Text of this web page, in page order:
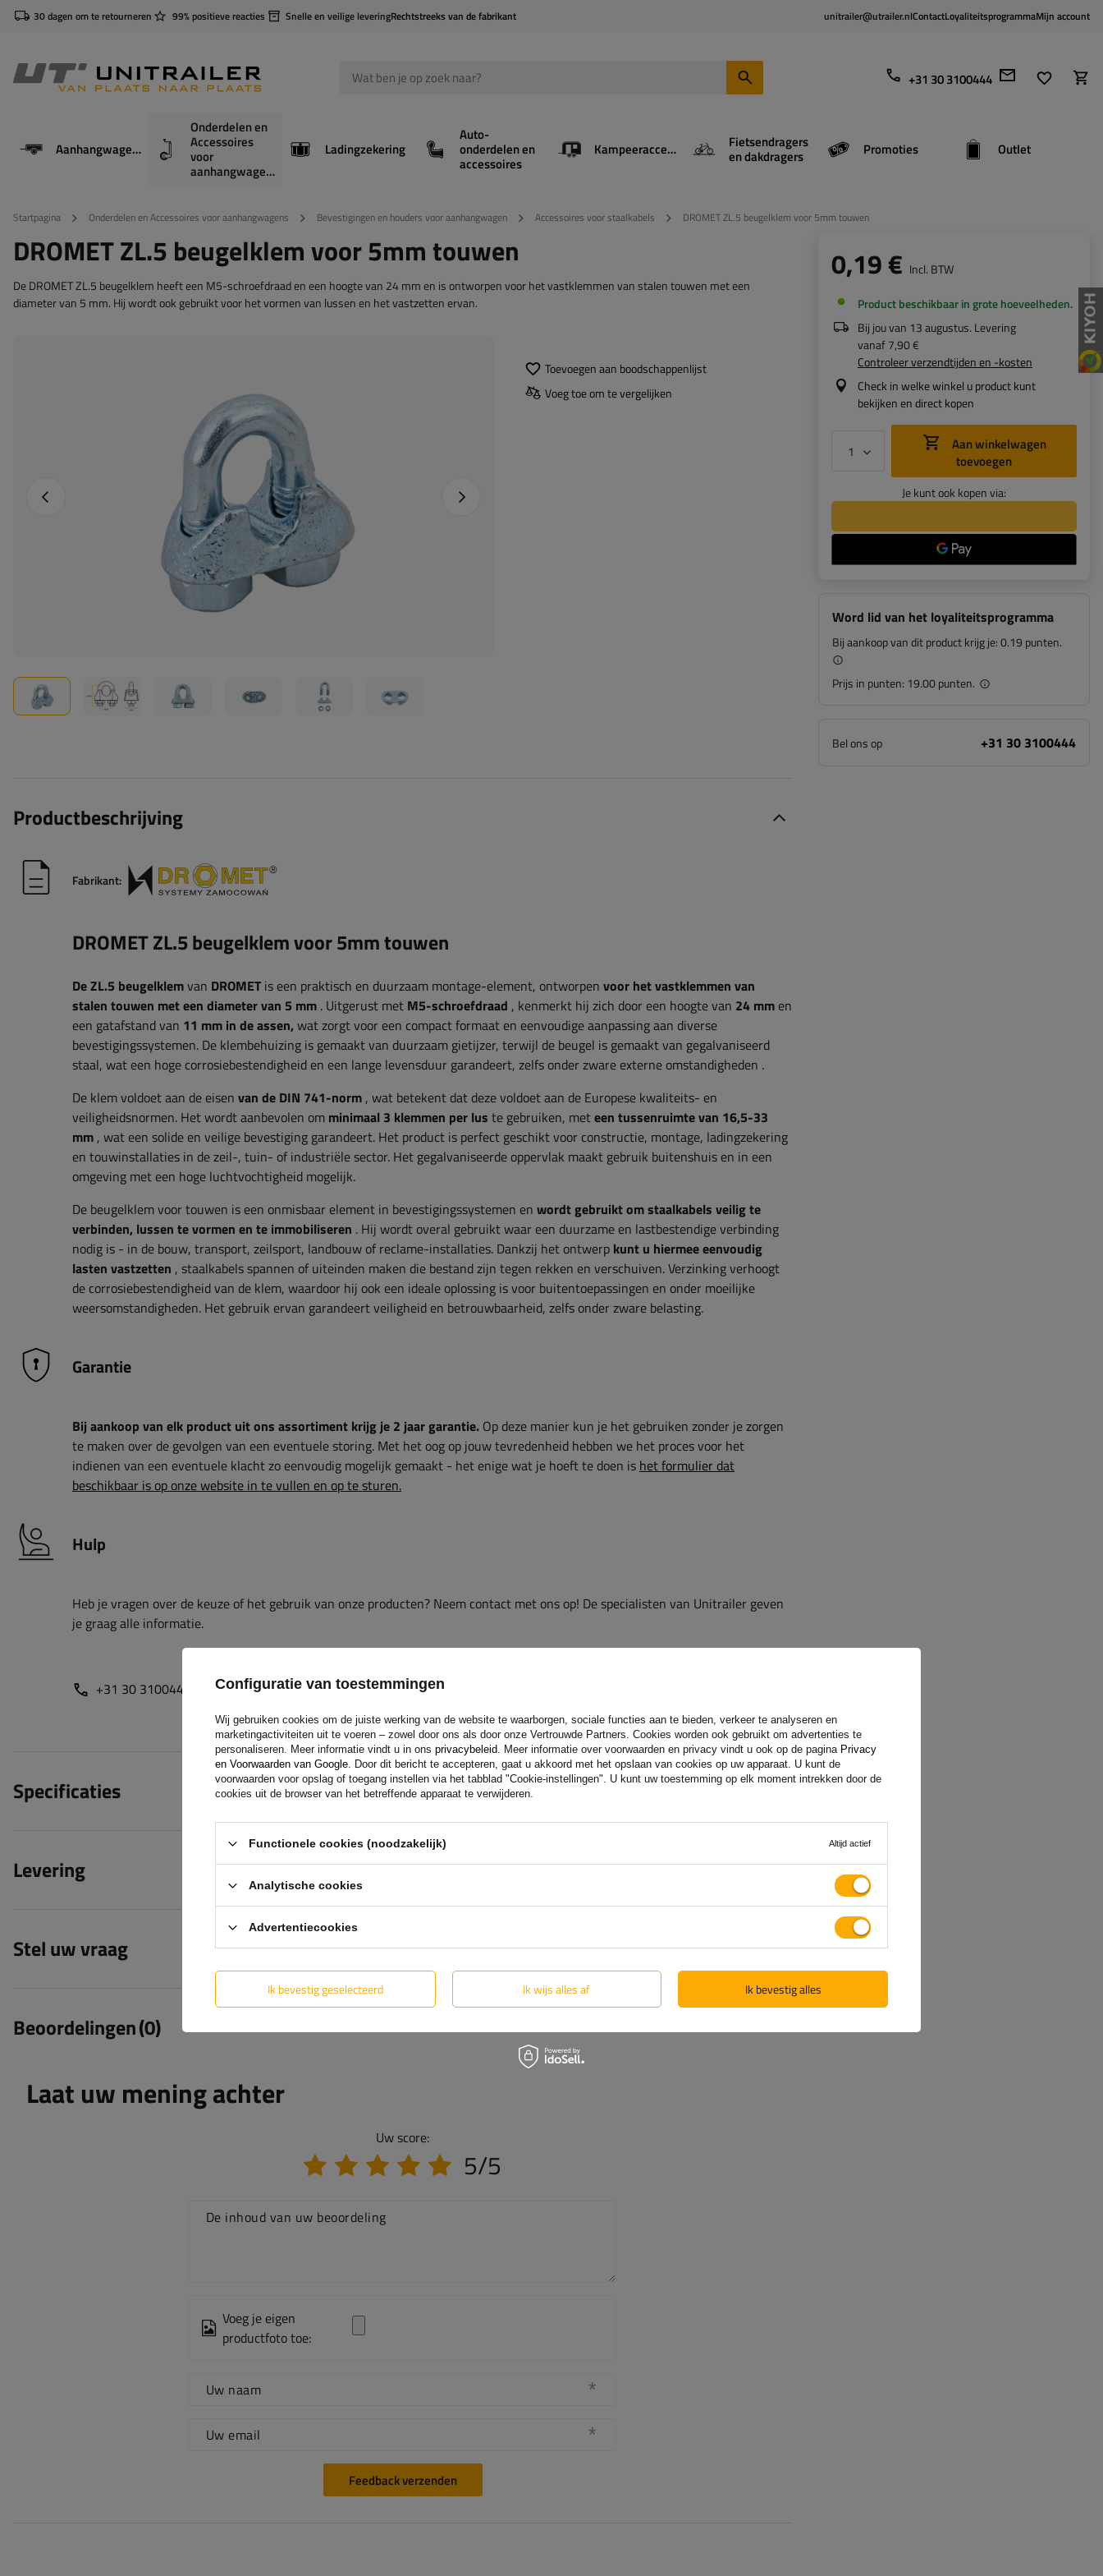
30 dagen om te retourneren 99% positieve reacties Snelle en veilige leveringRechtstreeks van de fabrikant unitrailer@utrailer.nlContactLoyaliteitsprogrammaMijn account
+31 30 3100444
Aanhangwagens
Onderdelen en
Accessoires
voor
aanhangwagens
Ladingzekering
Auto-
onderdelen en
accessoires
Kampeeraccessoires Fietsendragers
en dakdragers Promoties Outlet
Startpagina Onderdelen en Accessoires voor aanhangwagens Bevestigingen en houders voor aanhangwagen Accessoires voor staalkabels DROMET ZL.5 beugelklem voor 5mm touwen
DROMET ZL.5 beugelklem voor 5mm touwen
De DROMET ZL.5 beugelklem heeft een M5-schroefdraad en een hoogte van 24 mm en is ontworpen voor het vastklemmen van stalen touwen met een
diameter van 5 mm. Hij wordt ook gebruikt voor het vormen van lussen en het vastzetten ervan.
Vorige foto Naprawa produktu
Toevoegen aan boodschappenlijst
Voeg toe om te vergelijken
0,19 € Incl. BTW
Product beschikbaar in grote hoeveelheden
Bij jou van 13 augustus. Levering
vanaf7,90 €
Controleer verzendtijden en -kosten
Check in welke winkel u product kunt
bekijken en direct kopen
toevoegen
Je kunt ook kopen via:
Word lid van het loyaliteitsprogramma
Bij aankoop van dit product krijg je:0.19 punten.
Prijs in punten: 19.00 punten.
Bel ons op +31 30 3100444
Productbeschrijving
Fabrikant:
DROMET ZL.5 beugelklem voor 5mm touwen
De ZL.5 beugelklemvan DROMETis een praktisch en duurzaam montage-element, ontworpen voor het vastklemmen van
stalen touwen met een diameter van 5 mm . Uitgerust met M5-schroefdraad , kenmerkt hij zich door een hoogte van 24 mm en
een gatafstand van 11 mm in de assen,wat zorgt voor een compact formaat en eenvoudige aanpassing aan diverse
bevestigingssystemen. De klembehuizing is gemaakt van duurzaam gietijzer, terwijl de beugel is gemaakt van gegalvaniseerd
staal, wat een hoge corrosiebestendigheid en een lange levensduur garandeert, zelfs onder zware externe omstandigheden .
De klem voldoet aan de eisen van de DIN 741-norm , wat betekent dat deze voldoet aan de Europese kwaliteits- en
veiligheidsnormen. Het wordt aanbevolen om minimaal 3 klemmen per lus te gebruiken, meteen tussenruimte van 16,5-33
mm , wat een solide en veilige bevestiging garandeert. Het product is perfect geschikt voor constructie, montage, ladingzekering
en touwinstallaties in de zeil-, tuin- of industriële sector. Het gegalvaniseerde oppervlak maakt gebruik buitenshuis en in een
omgeving met een hoge luchtvochtigheid mogelijk.
De beugelklem voor touwen is een onmisbaar element in bevestigingssystemen en wordt gebruikt om staalkabels veilig te
verbinden, lussen te vormen en te immobiliseren . Hij wordt overal gebruikt waar een duurzame en lastbestendige verbinding
nodig is - in de bouw, transport, zeilsport, landbouw of reclame-installaties. Dankzij het ontwerp kunt u hiermee eenvoudig
lasten vastzetten , staalkabels spannen of uiteinden maken die bestand zijn tegen rekken en verschuiven. Verzinking verhoogt
de corrosiebestendigheid van de klem, waardoor hij ook een ideale oplossing is voor buitentoepassingen en onder moeilijke
weersomstandigheden. Het gebruik ervan garandeert veiligheid en betrouwbaarheid, zelfs onder zware belasting.
Garantie
Bij aankoop van elk product uit ons assortiment krijg je 2 jaar garantie. Op deze manier kun je het gebruiken zonder je zorgen
te maken over de gevolgen van een eventuele storing. Met het oog op jouw tevredenheid hebben we het proces voor het
indienen van een eventuele klacht zo eenvoudig mogelijk gemaakt - het enige wat je hoeft te doen is het formulier dat
beschikbaar is op onze website in te vullen en op te sturen.
Hulp
Heb je vragen over de keuze of het gebruik van onze producten? Neem contact met ons op! De specialisten van Unitrailer geven
je graag alle informatie.
+31 30 3100444 unitrailer@utrailer.nl
Specificaties
Levering
Stel uw vraag
Beoordelingen(0)
Laat uw mening achter
Uw score:
5/5
De inhoud van uw beoordeling
Voeg je eigen
productfoto toe:
Uw naam
Uw email
Feedback verzenden
Configuratie van toestemmingen
Wij gebruiken cookies om de juiste werking van de website te waarborgen, sociale functies aan te bieden, verkeer te analyseren en
marketingactiviteiten uit te voeren – zowel door ons als door onze Vertrouwde Partners. Cookies worden ook gebruikt om advertenties te
personaliseren. Meer informatie vindt u in ons privacybeleid. Meer informatie over voorwaarden en privacy vindt u ook op de pagina Privacy
en Voorwaarden van Google. Door dit bericht te accepteren, gaat u akkoord met het opslaan van cookies op uw apparaat. U kunt de
voorwaarden voor opslag of toegang instellen via het tabblad "Cookie-instellingen". U kunt uw toestemming op elk moment intrekken door de
cookies uit de browser van het betreffende apparaat te verwijderen.
Functionele cookies (noodzakelijk) Altijd actief
Analytische cookies
Advertentiecookies
Ik bevestig geselecteerd Ik wijs alles af Ik bevestig alles